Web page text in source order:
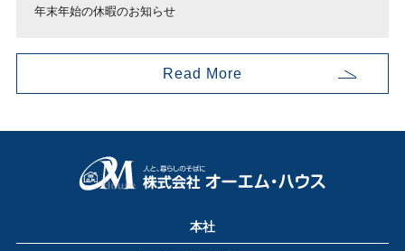
年末年始の休暇のお知らせ
Read More
本社